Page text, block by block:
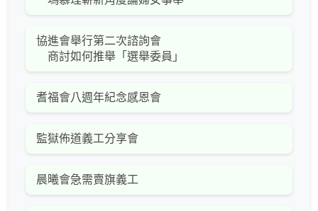
協進會舉行第二次諮詢會
商討如何推舉「選舉委員」
耆福會八週年紀念感恩會
監獄佈道義工分享會
晨曦會急需賣旗義工